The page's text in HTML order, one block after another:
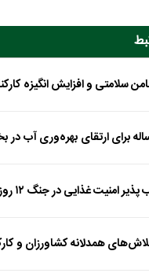
سلامتی و افزایش انگیزه
امنیت غذایی در جنگ ۱۲ روزه شناسایی شد
همدلانه کشاورزان و